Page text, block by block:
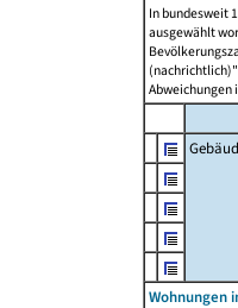
In bundesweit
ausgewählt
Abweichungen
Wohnungen